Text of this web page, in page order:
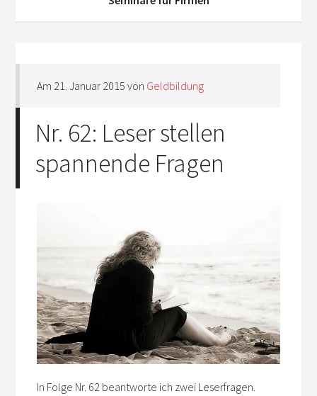
Am 21. Januar 2015 von Geldbildung
Nr. 62: Leser stellen
spannende Fragen
In Folge Nr. 62 beantworte ich zwei Leserfragen.